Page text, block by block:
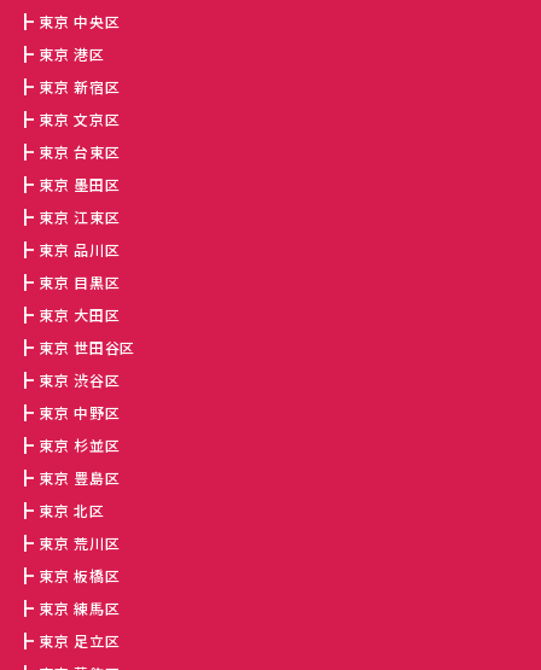
東京 中央区
東京 港区
東京 新宿区
東京 文京区
東京 台東区
東京 墨田区
東京 江東区
東京 品川区
東京 目黒区
東京 大田区
東京 世田谷区
東京 渋谷区
東京 中野区
東京 杉並区
東京 豊島区
東京 北区
東京 荒川区
東京 板橋区
東京 練馬区
東京 足立区